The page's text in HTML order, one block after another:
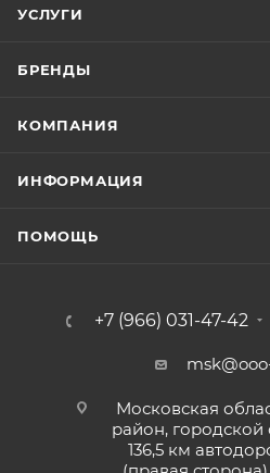
УСЛУГИ
БРЕНДЫ
КОМПАНИЯ
ИНФОРМАЦИЯ
ПОМОЩЬ
+7 (966) 031-47-42
Московская
район,
136,5 км